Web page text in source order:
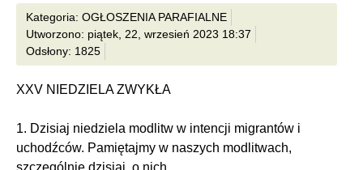
Kategoria: OGŁOSZENIA PARAFIALNE
Utworzono: piątek, 22, wrzesień 2023 18:37
Odsłony: 1825
XXV NIEDZIELA ZWYKŁA
1. Dzisiaj niedziela modlitw w intencji migrantów i
uchodźców. Pamiętajmy w naszych modlitwach,